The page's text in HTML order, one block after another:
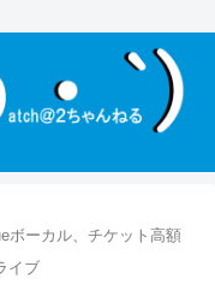
ボーカル、チケット高額
イブ